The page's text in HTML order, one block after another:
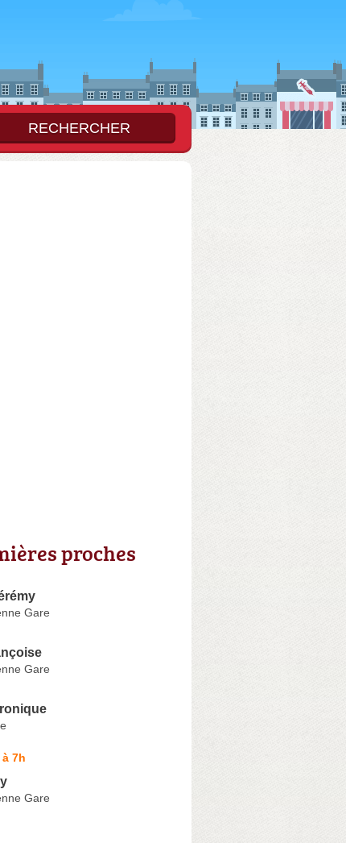
proches
Gare
Gare
7h
Gare